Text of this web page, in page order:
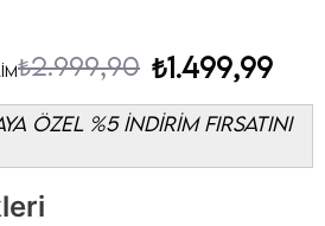
₺2.999,90 ₺1.499,99
ÖZEL %5 İNDİRİM FIRSATINI